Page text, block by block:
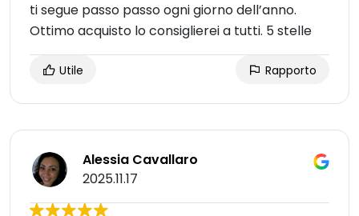
ti segue passo passo ogni giorno dell’anno.
Ottimo acquisto lo consiglierei a tutti. 5 stelle
Utile Rapporto
Alessia Cavallaro
2025.11.17